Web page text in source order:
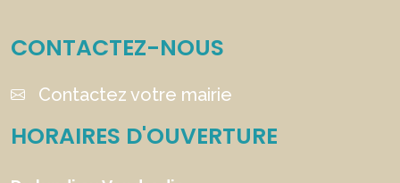
CONTACTEZ-NOUS
Contactez votre mairie
HORAIRES D'OUVERTURE